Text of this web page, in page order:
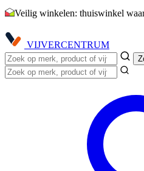
Veilig winkelen: thuiswinkel
VIJVERCENTRUM